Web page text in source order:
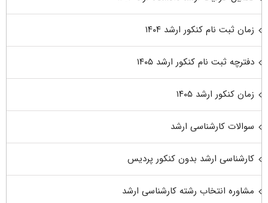
زمان ثبت نام کنکور ارشد ۱۴۰۴
دفترچه ثبت نام کنکور ارشد ۱۴۰۵
زمان کنکور ارشد ۱۴۰۵
سوالات کارشناسی ارشد
کارشناسی ارشد بدون کنکور پردیس
مشاوره انتخاب رشته کارشناسی ارشد